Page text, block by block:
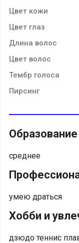
Цвет кожи
Цвет глаз
Длина волос
Цвет волос
Тембр голоса
Пирсинг
Образование
среднее
умею драться
Хобби и
дзюдо теннис